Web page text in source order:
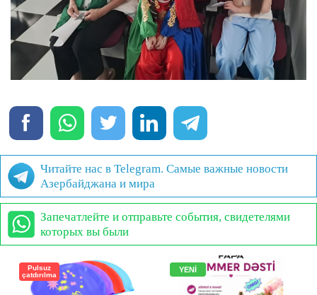
Читайте нас в Telegram. Самые важные новости
Азербайджана и мира
Запечатлейте и отправьте события, свидетелями
которых вы были